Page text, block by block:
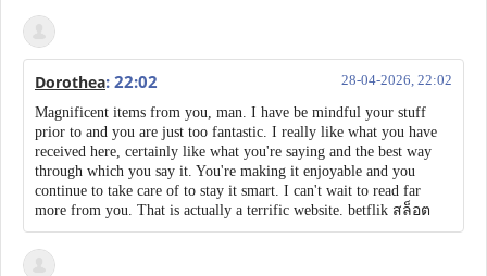
Dorothea 28-04-2026, 22:02
: 22:02
Magnificent items from you, man. I have be mindful your stuff
prior to and you are just too fantastic. I really like what you have
received here, certainly like what you're saying and the best way
through which you say it. You're making it enjoyable and you
continue to take care of to stay it smart. I can't wait to read far
more from you. That is actually a terrific website. betflik สล็อต